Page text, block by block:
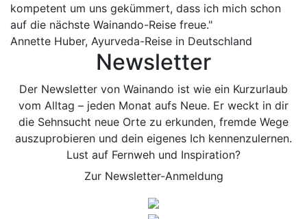
kompetent um uns gekümmert, dass ich mich schon
auf die nächste Wainando-Reise freue."
Annette Huber, Ayurveda-Reise in Deutschland
Newsletter
Der Newsletter von Wainando ist wie ein Kurzurlaub
vom Alltag – jeden Monat aufs Neue. Er weckt in dir
die Sehnsucht neue Orte zu erkunden, fremde Wege
auszuprobieren und dein eigenes Ich kennenzulernen.
Lust auf Fernweh und Inspiration?
Zur Newsletter-Anmeldung